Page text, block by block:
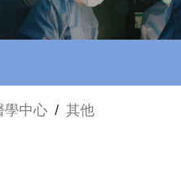
學中心 / 其他